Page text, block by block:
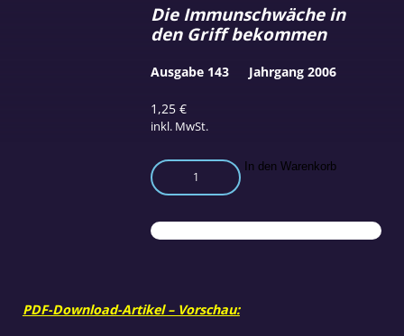
1,25€
inkl. MwSt.
Die Immunschwäche in
den Griff bekommen
AIDS
–
alternative
Therapien
In den Warenkorb
Ausgabe 143 Jahrgang 2006
PDF-Download-Artikel – Vorschau: